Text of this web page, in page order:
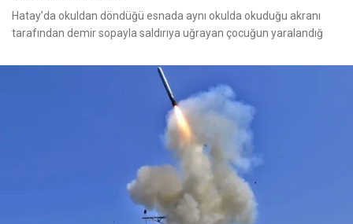
Hatay’da okuldan döndüğü esnada aynı okulda okuduğu akranı
tarafından demir sopayla saldırıya uğrayan çocuğun yaralandığ